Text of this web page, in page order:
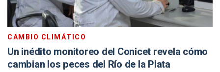
CAMBIO CLIMÁTICO
Un inédito monitoreo del Conicet revela cómo
cambian los peces del Río de la Plata